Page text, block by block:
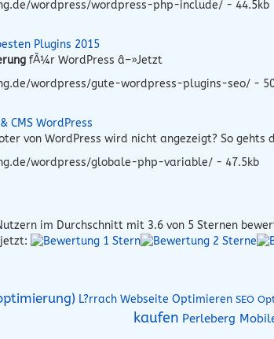
wordpress/wordpress-php-include/ - 44.5kb
Plugins 2015
fÃ¼r WordPress â–»Jetzt
wordpress/gute-wordpress-plugins-seo/ -
CMS WordPress
von WordPress wird nicht angezeigt? So gehts
wordpress/globale-php-variable/ - 47.5kb
im Durchschnitt mit 3.6 von 5 Sternen
L?rrach Webseite Optimieren SEO
kaufen Perleberg